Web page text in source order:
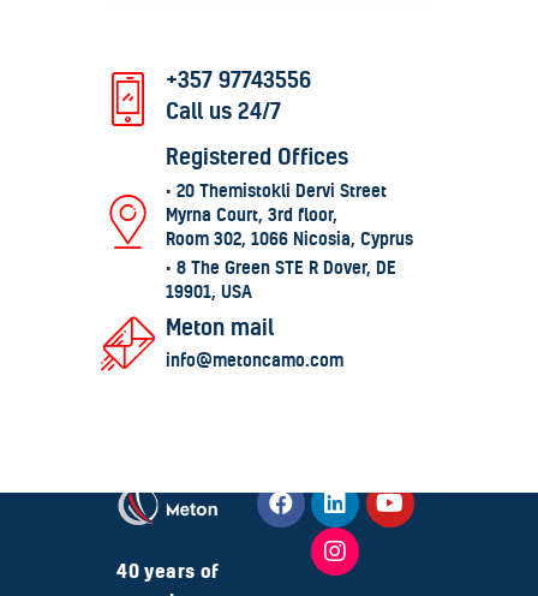
+357 97743556
Call us 24/7
Registered Offices
• 20 Themistokli Dervi Street
Myrna Court, 3rd floor,
Room 302, 1066 Nicosia, Cyprus
• 8 The Green STE R Dover, DE
19901, USA
Meton mail
info@metoncamo.com
40 years of